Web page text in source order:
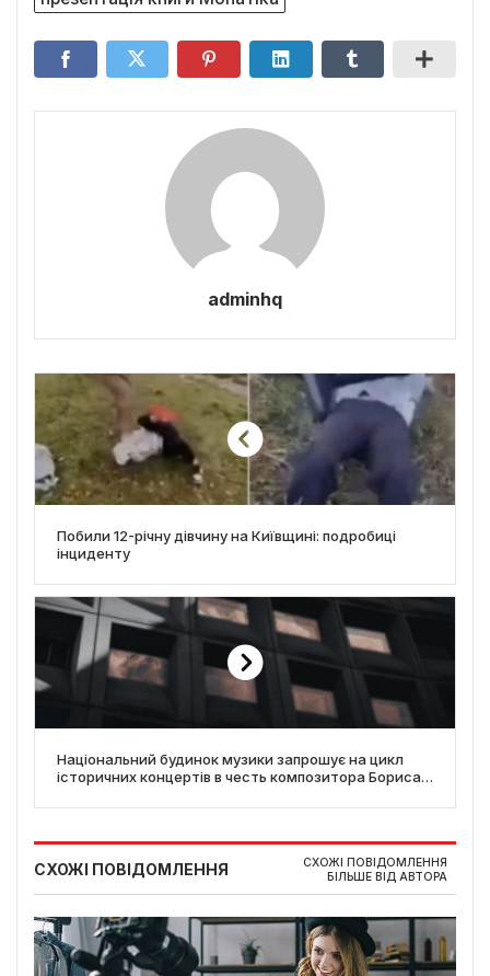
adminhq
Побили 12-річну дівчину на Київщині: подробиці
інциденту
Національний будинок музики запрошує на цикл
історичних концертів в честь композитора Бориса
СХОЖІ ПОВІДОМЛЕННЯ
СХОЖІ ПОВІДОМЛЕННЯ
БІЛЬШЕ ВІД АВТОРА